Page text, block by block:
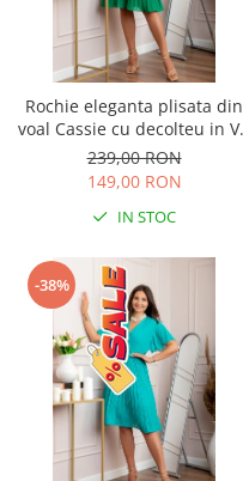
Rochie eleganta plisata din
voal Cassie cu decolteu in
Verde smarald
239,00 RON
149,00 RON
IN STOC
-38%